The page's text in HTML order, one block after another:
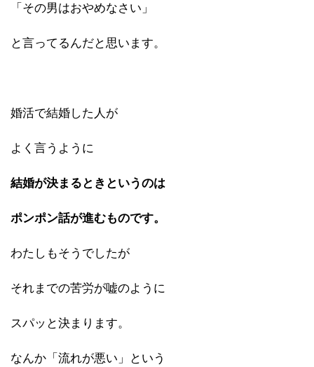
「その男はおやめなさい」
と言ってるんだと思います。
婚活で結婚した人が
よく言うように
結婚が決まるときというのは
ポンポン話が進むものです。
わたしもそうでしたが
それまでの苦労が嘘のように
スパッと決まります。
なんか「流れが悪い」という